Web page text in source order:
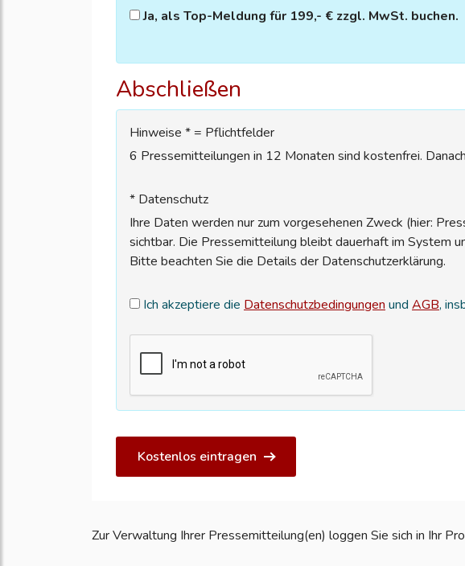
Ja, als Top-Meldung für 199,- € zzgl. MwSt. buchen.
Abschließen
Hinweise * = Pflichtfelder
6 Pressemitteilungen in 12 Monaten sind kostenfrei.
* Datenschutz
Ihre Daten werden nur zum vorgesehenen Zweck (hier:
sichtbar. Die Pressemitteilung bleibt dauerhaft im System
Bitte beachten Sie die Details der Datenschutzerklärung.
Ich akzeptiere die Datenschutzbedingungenund AGB,
Kostenlos eintragen
Zur Verwaltung Ihrer Pressemitteilung(en) loggen Sie sich in Ihr